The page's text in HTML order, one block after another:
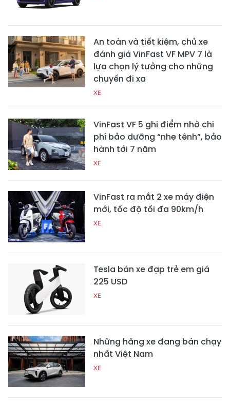
An toàn và tiết kiệm, chủ xe
đánh giá VinFast VF MPV 7 là
lựa chọn lý tưởng cho những
chuyến đi xa
XE
VinFast VF 5 ghi điểm nhờ chi
phí bảo dưỡng “nhẹ tênh”, bảo
hành tới 7 năm
XE
VinFast ra mắt 2 xe máy điện
mới, tốc độ tối đa 90km/h
XE
Tesla bán xe đạp trẻ em giá
225 USD
XE
Những hãng xe đang bán chạy
nhất Việt Nam
XE